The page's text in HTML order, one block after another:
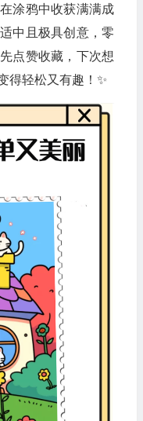
涂鸦中收获满满成
中且极具创意，零
点赞收藏，下次想
得轻松又有趣！✨